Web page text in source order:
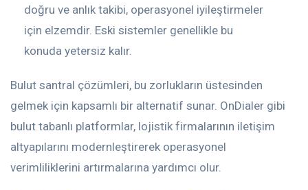
doğru ve anlık takibi, operasyonel iyileştirmeler
için elzemdir. Eski sistemler genellikle bu
konuda yetersiz kalır.
Bulut santral çözümleri, bu zorlukların üstesinden
gelmek için kapsamlı bir alternatif sunar. OnDialer gibi
bulut tabanlı platformlar, lojistik firmalarının iletişim
altyapılarını modernleştirerek operasyonel
verimliliklerini artırmalarına yardımcı olur.